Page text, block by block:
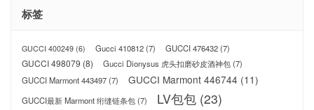
标签
GUCCI 400249 (6) Gucci 410812(7) GUCCI 476432(7)
GUCCI 498079 (8) Gucci Dionysus 虎头扣磨砂皮酒神包(7)
GUCCI Marmont 443497(7) GUCCI Marmont 446744 (11)
GUCCI最新 Marmont 绗缝链条包(7) LV包包 (23)